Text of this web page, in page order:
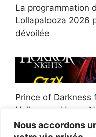
Nous accordons
La programmation
Lollapalooza 2026
dévoilée
Prince of
Halloween Horror